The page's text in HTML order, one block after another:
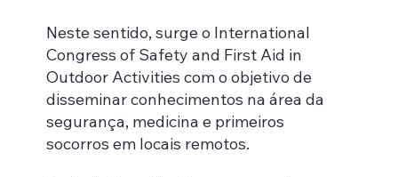
Neste sentido, surge o International
Congress of Safety and First Aid in
Outdoor Activities com o objetivo de
disseminar conhecimentos na área da
segurança, medicina e primeiros
socorros em locais remotos.